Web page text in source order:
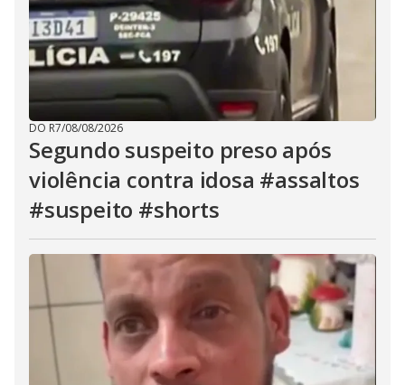
DO R7/08/08/2026
Segundo suspeito preso após
violência contra idosa #assaltos
#suspeito #shorts